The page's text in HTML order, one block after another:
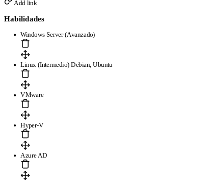
Add link
Habilidades
Windows Server (Avanzado)
Linux (Intermedio) Debian, Ubuntu
VMware
Hyper-V
Azure AD